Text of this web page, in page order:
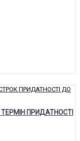
ТЕРМІН ПРИДАТНОСТІ